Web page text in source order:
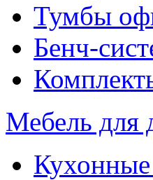
Тумбы
Бенч-
Мебель для
Кухонные